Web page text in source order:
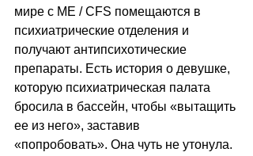
мире с ME / CFS помещаются в
психиатрические отделения и
получают антипсихотические
препараты. Есть история о девушке,
которую психиатрическая палата
бросила в бассейн, чтобы «вытащить
ее из него», заставив
«попробовать». Она чуть не утонула.